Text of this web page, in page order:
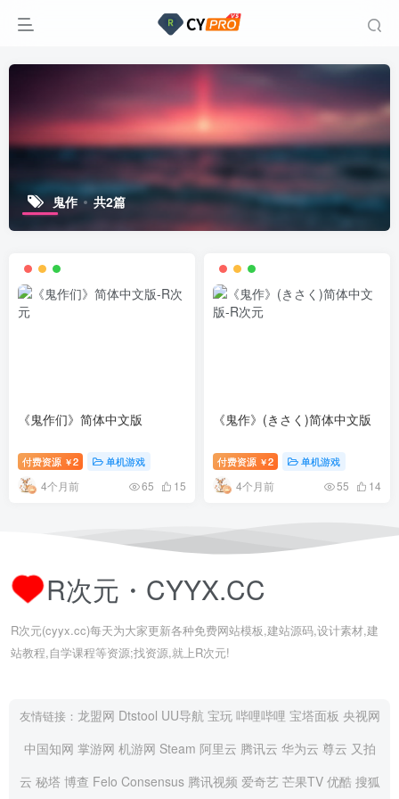
鬼作 共2篇
《鬼作们》简体中文版
付费资源 ￥2 单机游戏
4个月前 65 15
《鬼作》(きさく)简体中文版
付费资源 ￥2 单机游戏
4个月前 55 14
R次元・CYYX.CC
R次元(cyyx.cc)每天为大家更新各种免费网站模板,建站源码,设计素材,建
站教程,自学课程等资源;找资源,就上R次元!
友情链接： 龙盟网 Dtstool UU导航 宝玩 哔哩哔哩 宝塔面板 央视网
中国知网 掌游网 机游网 Steam 阿里云 腾讯云 华为云 尊云 又拍
云 秘塔 博查 Felo Consensus 腾讯视频 爱奇艺 芒果TV 优酷 搜狐